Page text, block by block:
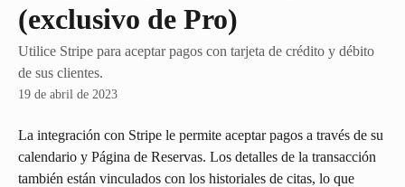
(exclusivo de Pro)
Utilice Stripe para aceptar pagos con tarjeta de crédito y débito
de sus clientes.
19 de abril de 2023
La integración con Stripe le permite aceptar pagos a través de su
calendario y Página de Reservas. Los detalles de la transacción
también están vinculados con los historiales de citas, lo que